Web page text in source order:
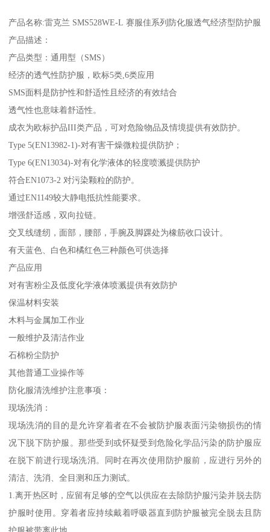
产品名称:雷克兰 SMS528WE-L 赛服佳系列防化服透气经济型防护服
产品描述：
产品类型：通用型（SMS）
经济的透气性防护服，欧标5类,6类应用
SMS面料是防护性和舒适性且经济的有效结合
透气性也意味着舒适性。
成衣为欧标护品III类产品，可对危险物品及情境提供有效防护。
Type 5(EN13982-1)-对有害干燥微粒提供防护；
Type 6(EN13034)-对有化学液体的轻度喷溅提供防护
符合EN1073-2 对污染颗粒的防护。
通过EN1149较大静电抵抗性能要求。
增强舒适感，双向拉链。
交叉线缝纫，面部，腰部，手腕及脚踝处为橡筋收口设计。
有天蓝色、白色和橘红色三种颜色可供选择
产品应用
对有害粉尘及低度化学液体喷溅提供有效防护
保温材料安装
木料与金属加工作业
一般维护及清洁作业
石棉粉尘防护
其他普通工业操作等
防化服清洗维护注意事项：
现场洗消：
现场洗消的目的是允许穿着者在不会被防护服表面污染物损伤的情
况下脱下防护服。那些受到或怀疑受到危险化学品污染的防护服应
在脱下前进行现场洗消。同时在再次使用防护服前，应进行另外的
清洁、洗消、全目测和压力测试。
1.离开热区时，应留有足够的空气以供应在去除防护服污染并脱去防
护服时使用。穿着者应持续戴着呼吸器直到防护服被完全脱去且防
护服被带离此地。